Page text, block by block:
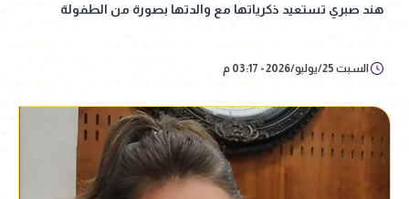
هند صبري تستعيد ذكرياتها مع والدتها بصورة من الطفولة
السبت 25/يوليو/2026 - 03:17 م